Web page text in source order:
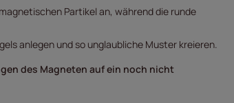
Partikel an, während die runde
anlegen und so unglaubliche Muster kreieren.
des Magneten auf ein noch nicht